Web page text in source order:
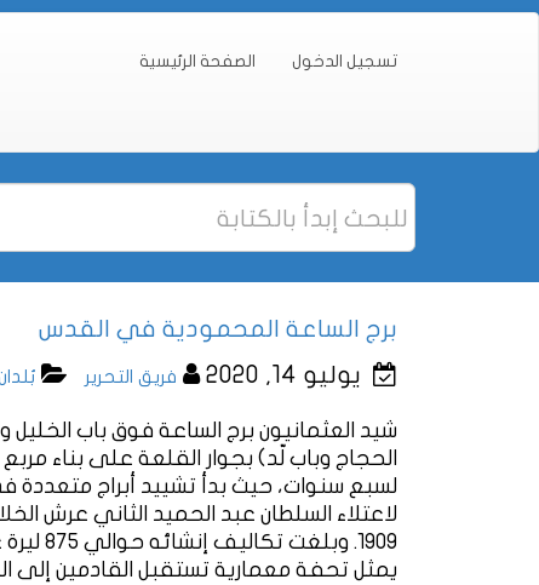
الصفحة الرئيسية تسجيل الدخول
برج الساعة المحمودية في القدس
يوليو 14, 2020
فريق التحرير
شيد العثمانيون برج الساعة فوق باب الخليل
1909.
يمثل تحفة معمارية تستقبل القادمين إلى